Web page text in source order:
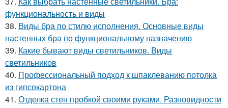
функциональность и виды
38. Виды бра по стилю исполнения. Основные виды
настенных бра по функциональному назначению
39. Какие бывают виды светильников. Виды
светильников
40. Профессиональный подход к шпаклеванию потолка
из гипсокартона
41. Отделка стен пробкой своими руками. Разновидности